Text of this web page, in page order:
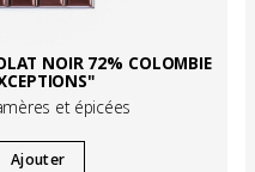
NOIR 72% COLOMBIE
et épicées
Ajouter